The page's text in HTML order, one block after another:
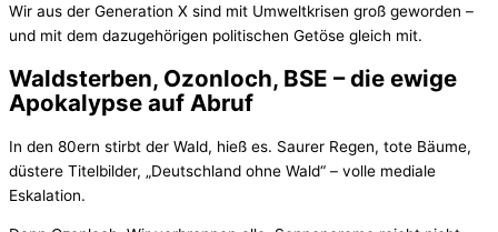
Wir aus der Generation X sind mit Umweltkrisen groß geworden –
und mit dem dazugehörigen politischen Getöse gleich mit.
Waldsterben, Ozonloch, BSE – die ewige
Apokalypse auf Abruf
In den 80ern stirbt der Wald, hieß es. Saurer Regen, tote Bäume,
düstere Titelbilder, „Deutschland ohne Wald“ – volle mediale
Eskalation.